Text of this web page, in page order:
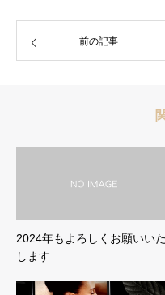
前の記事
2024年もよろしくお願いいた
します